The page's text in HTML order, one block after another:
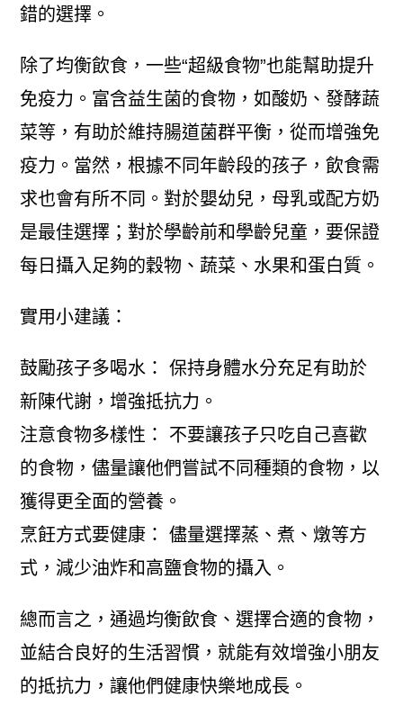
錯的選擇。
除了均衡飲食，一些“超級食物”也能幫助提升
免疫力。富含益生菌的食物，如酸奶、發酵蔬
菜等，有助於維持腸道菌群平衡，從而增強免
疫力。當然，根據不同年齡段的孩子，飲食需
求也會有所不同。對於嬰幼兒，母乳或配方奶
是最佳選擇；對於學齡前和學齡兒童，要保證
每日攝入足夠的穀物、蔬菜、水果和蛋白質。
實用小建議：
鼓勵孩子多喝水： 保持身體水分充足有助於
新陳代謝，增強抵抗力。
注意食物多樣性： 不要讓孩子只吃自己喜歡
的食物，儘量讓他們嘗試不同種類的食物，以
獲得更全面的營養。
烹飪方式要健康： 儘量選擇蒸、煮、燉等方
式，減少油炸和高鹽食物的攝入。
總而言之，通過均衡飲食、選擇合適的食物，
並結合良好的生活習慣，就能有效增強小朋友
的抵抗力，讓他們健康快樂地成長。